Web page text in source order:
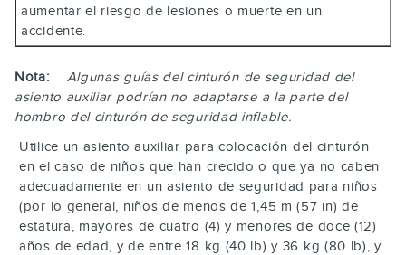
aumentar el riesgo de lesiones o muerte en un
accidente.
Nota:
Algunas guías del cinturón de seguridad del
asiento auxiliar podrían no adaptarse a la parte del
hombro del cinturón de seguridad inflable.
Utilice un asiento auxiliar para colocación del cinturón
en el caso de niños que han crecido o que ya no caben
adecuadamente en un asiento de seguridad para niños
(por lo general, niños de menos de 1,45 m (57 in) de
estatura, mayores de cuatro (4) y menores de doce (12)
años de edad, y de entre 18 kg (40 lb) y 36 kg (80 lb), y